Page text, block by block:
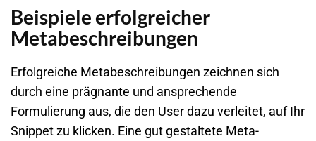
Beispiele erfolgreicher
Metabeschreibungen
Erfolgreiche Metabeschreibungen zeichnen sich
durch eine prägnante und ansprechende
Formulierung aus, die den User dazu verleitet, auf Ihr
Snippet zu klicken. Eine gut gestaltete Meta-